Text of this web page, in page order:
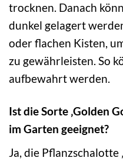
trocknen. Danach
dunkel gelagert
oder flachen Kisten,
zu gewährleisten. So
aufbewahrt werden.
Ist die Sorte ‚Golden
im Garten geeignet?
Ja, die Pflanzschalotte